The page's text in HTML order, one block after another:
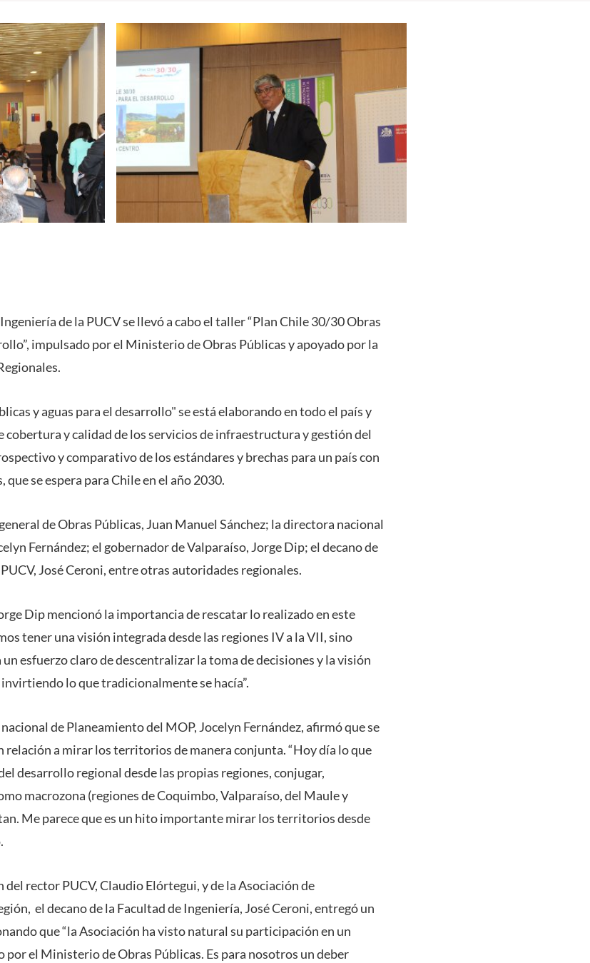
de la PUCV se llevó a cabo el taller “Plan Chile 30/30 Obras
impulsado por el Ministerio de Obras Públicas y apoyado por la
y aguas para el desarrollo" se está elaborando en todo el país y
cobertura y calidad de los servicios de infraestructura y gestión del
y comparativo de los estándares y brechas para un país con
se espera para Chile en el año 2030.
de Obras Públicas, Juan Manuel Sánchez; la directora nacional
Fernández; el gobernador de Valparaíso, Jorge Dip; el decano de
José Ceroni, entre otras autoridades regionales.
Dip mencionó la importancia de rescatar lo realizado en este
tener una visión integrada desde las regiones IV a la VII, sino
esfuerzo claro de descentralizar la toma de decisiones y la visión
lo que tradicionalmente se hacía”.
de Planeamiento del MOP, Jocelyn Fernández, afirmó que se
relación a mirar los territorios de manera conjunta. “Hoy día lo que
desarrollo regional desde las propias regiones, conjugar,
macrozona (regiones de Coquimbo, Valparaíso, del Maule y
Me parece que es un hito importante mirar los territorios desde
rector PUCV, Claudio Elórtegui, y de la Asociación de
el decano de la Facultad de Ingeniería, José Ceroni, entregó un
que “la Asociación ha visto natural su participación en un
por el Ministerio de Obras Públicas. Es para nosotros un deber